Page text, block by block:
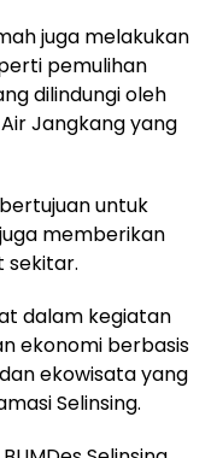
juga melakukan
pemulihan
dilindungi oleh
Jangkang yang
untuk
memberikan
sekitar.
dalam kegiatan
ekonomi berbasis
ekowisata yang
Selinsing.